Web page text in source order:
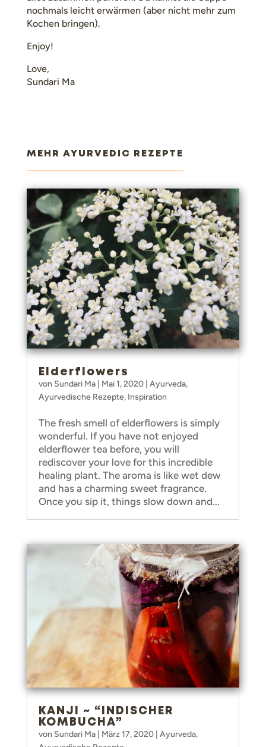
nochmals leicht erwärmen (aber nicht mehr zum
Kochen bringen).
Enjoy!
Love,
Sundari Ma
MEHR AYURVEDIC REZEPTE
Elderflowers
von Sundari Ma| Mai 1, 2020| Ayurveda,
Ayurvedische Rezepte, Inspiration
The fresh smell of elderflowers is simply
wonderful. If you have not enjoyed
elderflower tea before, you will
rediscover your love for this incredible
healing plant. The aroma is like wet dew
and has a charming sweet fragrance.
Once you sip it, things slow down and...
KANJI ~ “INDISCHER
KOMBUCHA”
von Sundari Ma| März 17, 2020| Ayurveda,